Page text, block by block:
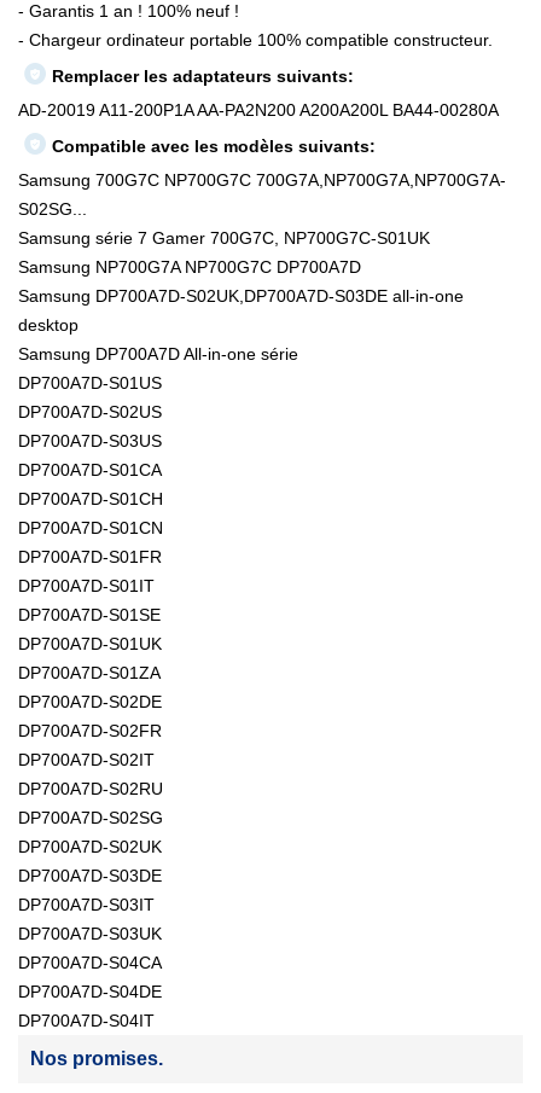
- Garantis 1 an ! 100% neuf !
- Chargeur ordinateur portable 100% compatible constructeur.
Remplacer les adaptateurs suivants:
AD-20019 A11-200P1A AA-PA2N200 A200A200L BA44-00280A
Compatible avec les modèles suivants:
Samsung 700G7C NP700G7C 700G7A,NP700G7A,NP700G7A-
S02SG...
Samsung série 7 Gamer 700G7C, NP700G7C-S01UK
Samsung NP700G7A NP700G7C DP700A7D
Samsung DP700A7D-S02UK,DP700A7D-S03DE all-in-one
desktop
Samsung DP700A7D All-in-one série
DP700A7D-S01US
DP700A7D-S02US
DP700A7D-S03US
DP700A7D-S01CA
DP700A7D-S01CH
DP700A7D-S01CN
DP700A7D-S01FR
DP700A7D-S01IT
DP700A7D-S01SE
DP700A7D-S01UK
DP700A7D-S01ZA
DP700A7D-S02DE
DP700A7D-S02FR
DP700A7D-S02IT
DP700A7D-S02RU
DP700A7D-S02SG
DP700A7D-S02UK
DP700A7D-S03DE
DP700A7D-S03IT
DP700A7D-S03UK
DP700A7D-S04CA
DP700A7D-S04DE
DP700A7D-S04IT
Nos promises.